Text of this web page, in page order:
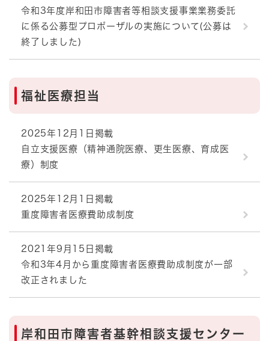
令和3年度岸和田市障害者等相談支援事業業務委託
に係る公募型プロポーザルの実施について(公募は
終了しました)
福祉医療担当
2025年12月1日掲載
自立支援医療（精神通院医療、更生医療、育成医
療）制度
2025年12月1日掲載
重度障害者医療費助成制度
2021年9月15日掲載
令和3年4月から重度障害者医療費助成制度が一部
改正されました
岸和田市障害者基幹相談支援センター